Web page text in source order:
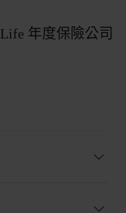
年度保險公司